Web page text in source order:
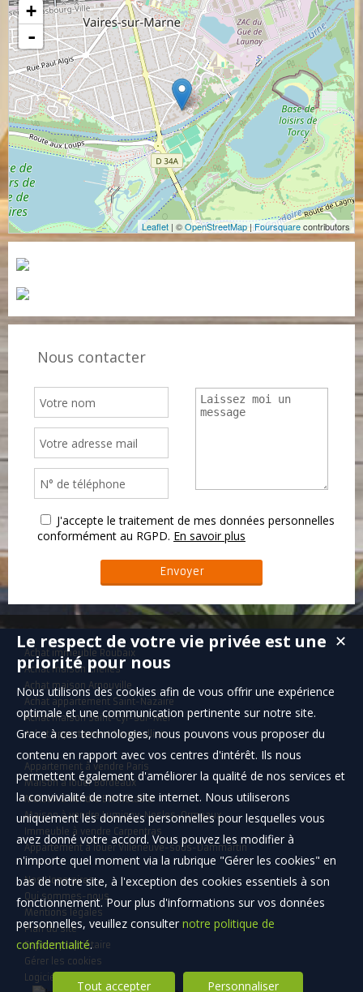
+
-
Leaflet | ©OpenStreetMap|Foursquarecontributors
Nous contacter
J'accepte le traitement de mes données personnelles
conformément au RGPD. En savoir plus
Achat immeuble Roubaix
Achat maison Chelles
Achat maison Arnouville
Achat appartement Saint-Nazaire
Achat maison Saint-Cyr-sur-Mer
Achat appartement Montpellier
Appartement à vendre Paris
Maison à louer Bordeaux
Maison à vendre Bonnétable
Maison à vendre Lumigny-Nesles-Ormeaux
Immeuble à vendre Carpentras
Appartement à louer Villeneuve-sous-Dammartin
Nos Honoraires
Qui sommes-nous
Mentions légales
Plan du site
Espace propriétaire
Gérer les cookies
Logiciel de transaction
✕
Le respect de votre vie privée est une
priorité pour nous
Nous utilisons des cookies afin de vous offrir une expérience
optimale et une communication pertinente sur notre site.
Grace à ces technologies, nous pouvons vous proposer du
contenu en rapport avec vos centres d'intérêt. Ils nous
permettent également d'améliorer la qualité de nos services et
la convivialité de notre site internet. Nous utiliserons
uniquement les données personnelles pour lesquelles vous
avez donné votre accord. Vous pouvez les modifier à
n'importe quel moment via la rubrique "Gérer les cookies" en
bas de notre site, à l'exception des cookies essentiels à son
fonctionnement. Pour plus d'informations sur vos données
personnelles, veuillez consulter notre politique de
confidentialité.
Tout accepter Personnaliser